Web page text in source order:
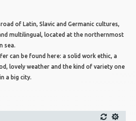
of Latin, Slavic and Germanic cultures,
multilingual, located at the northernmost
sea.
can be found here: a solid work ethic, a
lovely weather and the kind of variety one
a big city.